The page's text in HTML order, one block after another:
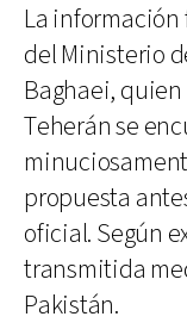
La
del Ministerio
Baghaei,
Teherán se
propuesta
oficial. Según
transmitida
Pakistán.